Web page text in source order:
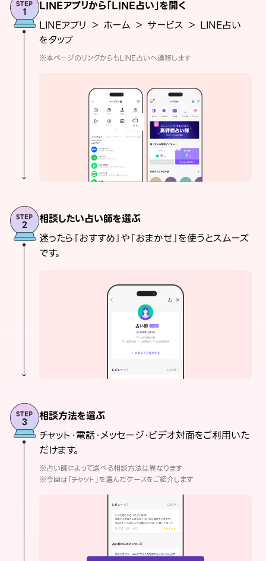
LINEアプリから「LINE占い」を開く
LINEアプリ ＞ ホーム ＞ サービス ＞ LINE占い
をタップ
※本ページのリンクからもLINE占いへ遷移します
相談したい占い師を選ぶ
迷ったら「おすすめ」や「おまかせ」を使うとスムーズ
です。
相談方法を選ぶ
チャット・電話・メッセージ・ビデオ対面をご利用いた
だけます。
※占い師によって選べる相談方法は異なります
※今回は「チャット」を選んだケースをご紹介します